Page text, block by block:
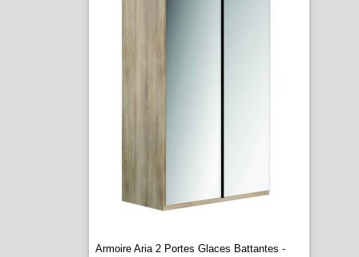
Armoire Aria 2 Portes Glaces Battantes -